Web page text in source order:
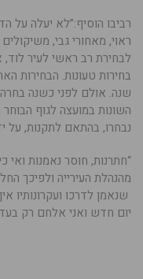
רביבו הוסיף:”לא יעלה על
ראוי, מאחורי גבי,
לבחירת רב ראשי לעיר לוד,
נבחרו, בהתאם לתקנות, על
“חתרנות, חוסר נאמנות ואי
מהנהלת העירייה ולפיכך
שנאמן לדרכו ועקרונותיו
יום חדש ואני אלחם רק בעד